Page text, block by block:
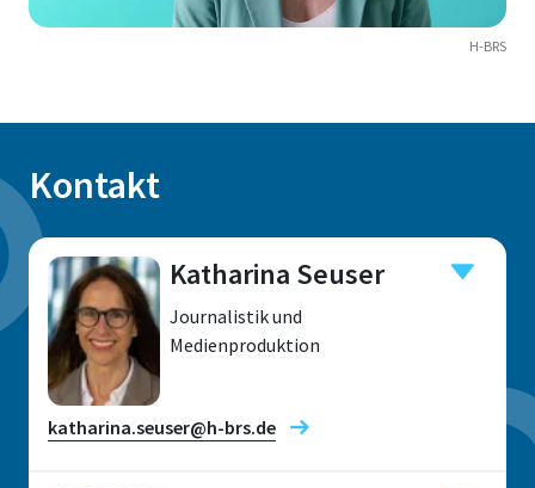
H-BRS
Kontakt
Katharina Seuser
Journalistik und
Medienproduktion
katharina.seuser@h-brs.de